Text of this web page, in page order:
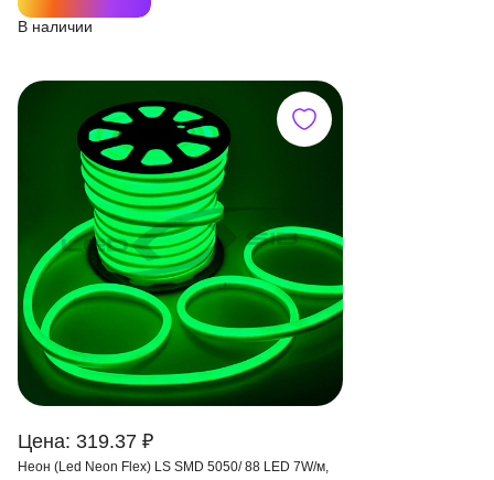
В наличии
Цена: 319.37 ₽
Неон (Led Neon Flex) LS SMD 5050/ 88 LED 7W/м,